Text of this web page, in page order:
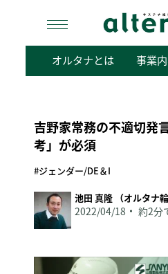
検
オルタナとは 事業
吉野家常務の不適切発
考」が必須
#ジェンダー/DE＆I
池田 真隆 （オルタナ
2022/04/18 約2分